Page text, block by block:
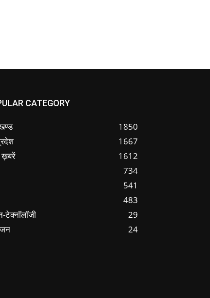
CATEGORY
1850
1667
ख़बरें
1612
734
541
483
टेक्नॉलॉजी
29
24